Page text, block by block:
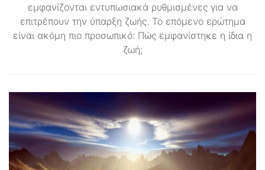
εμφανίζονται εντυπωσιακά ρυθμισμένες για να
επιτρέπουν την ύπαρξη ζωής. Το επόμενο ερώτημα
είναι ακόμη πιο προσωπικό: Πώς εμφανίστηκε η ίδια η
ζωή;